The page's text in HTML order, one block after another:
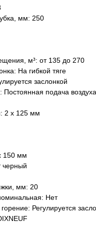
мм: 250
м³: от 135 до 270
На гибкой тяге
заслонкой
Постоянная подача воздуха
2 х 125 мм
150 мм
черный
мм: 20
Нет
Регулируется